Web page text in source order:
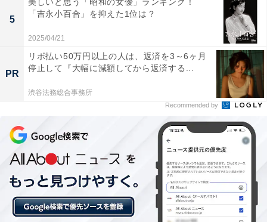
1位は雲取温泉渓谷でした。 和歌山県新宮市にある雲取
温泉渓谷は、熊野古道の一部である小辺路からほど近
い、秘境感あふれる温泉地です。温泉は高田川のほとり
に湧き、青みがかった乳白色のアルカリ性単純泉が特
徴。施設に併設された岩組みの露天風呂では、大自然の
中で開放的な入浴体験が楽しめます。周囲は手つかずの
深い山々に囲まれており、都会の喧騒から離れて、心ゆ
5
「吉永小百合」を抑えた1位は？
2025/04/21
PR
リボ払い50万円以上の人は、返済を3～6ヶ月
停止して『大幅に減額してから返済する...
渋谷法務総合事務所
Recommended by